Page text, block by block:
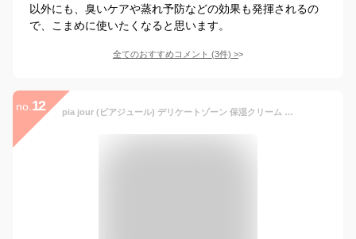
以外にも、臭いケアや蒸れ予防などの効果も発揮されるの
で、こまめに使いたくなると思います。
全てのおすすめコメント (3件) >
no. 12 pia jour (ピアジュール) デリケートゾーン 保湿クリーム ボディクリーム 180g VIO 敏感肌 乾燥 保湿 ツヤ肌 潤い 除毛 脱毛 黒ずみ 肌 優しい 無添加 ６つ 無添加 乳酸菌由来成分 9種類 ハーブ ボタニカル ウーマンクリーム EXIA公式店